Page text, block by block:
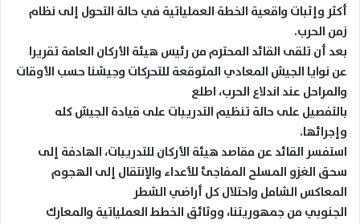
أكثر وإثبات واقعية الخطة العملياتية في حالة التحول إلى نظام
زمن الحرب.
بعد أن تلقى القائد المحترم من رئيس هيئة الأركان العامة تقريرا
عن نوايا الجيش المعادي المتوقعة للتحركات وجيشنا حسب الأوقات
والمراحل عند اندلاع الحرب، اطلع
بالتفصيل على حالة تنظيم التدريبات على قيادة الجيش كله
وإجرائها.
استفسر القائد عن مقاصد هيئة الأركان للتدريبات، الهادفة إلى
سحق الغزو المسلح المفاجئ للأعداء والإنتقال إلى الهجوم
المعاكس الشامل واحتلال كل أراضي الشطر
الجنوبي من جمهوريتنا، ووثائق الخطط العملياتية والمعارك